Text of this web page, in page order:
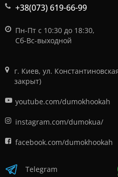
+38(073) 619-66-99
Пн-Пт с 10:30 до 18:30,
Сб-Вс-выходной
г. Киев, ул.
закрыт)
youtube.com/dumokhookah
instagram.com/dumokua/
facebook.com/dumokhookah
Telegram